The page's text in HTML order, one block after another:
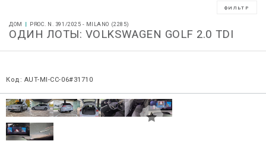
ДОМ PROC. N. 391/2025 - MILANO (2285)
ОДИН ЛОТЫ: VOLKSWAGEN GOLF 2.0 TDI
Код: AUT-MI-CC-06#31710